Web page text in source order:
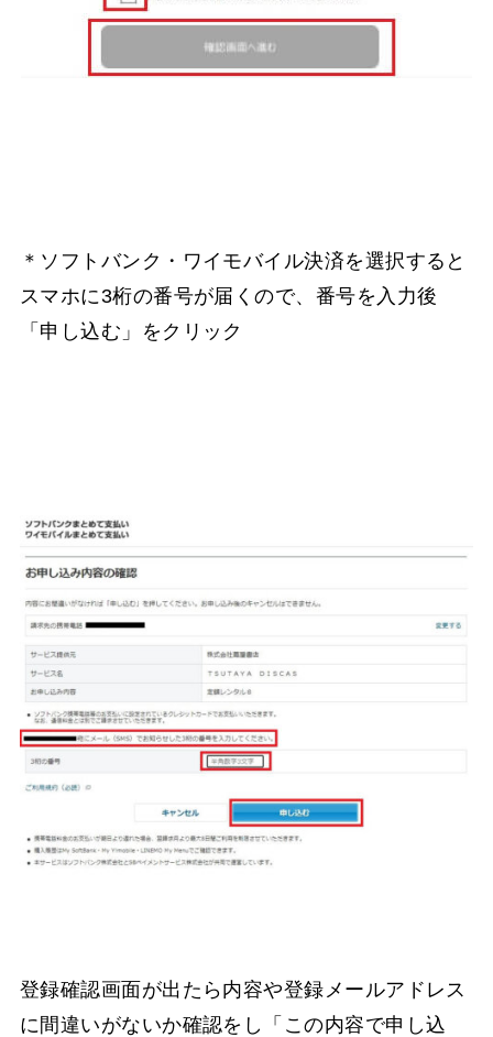
＊ソフトバンク・ワイモバイル決済を選択すると
スマホに3桁の番号が届くので、番号を入力後
「申し込む」をクリック
登録確認画面が出たら内容や登録メールアドレス
に間違いがないか確認をし「この内容で申し込